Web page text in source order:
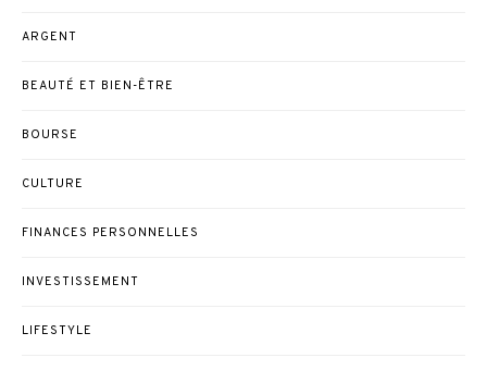
ARGENT
BEAUTÉ ET BIEN-ÊTRE
BOURSE
CULTURE
FINANCES PERSONNELLES
INVESTISSEMENT
LIFESTYLE